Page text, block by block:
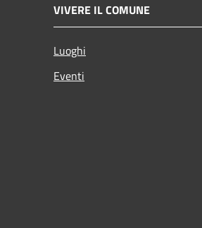
VIVERE IL COMUNE
Luoghi
Eventi